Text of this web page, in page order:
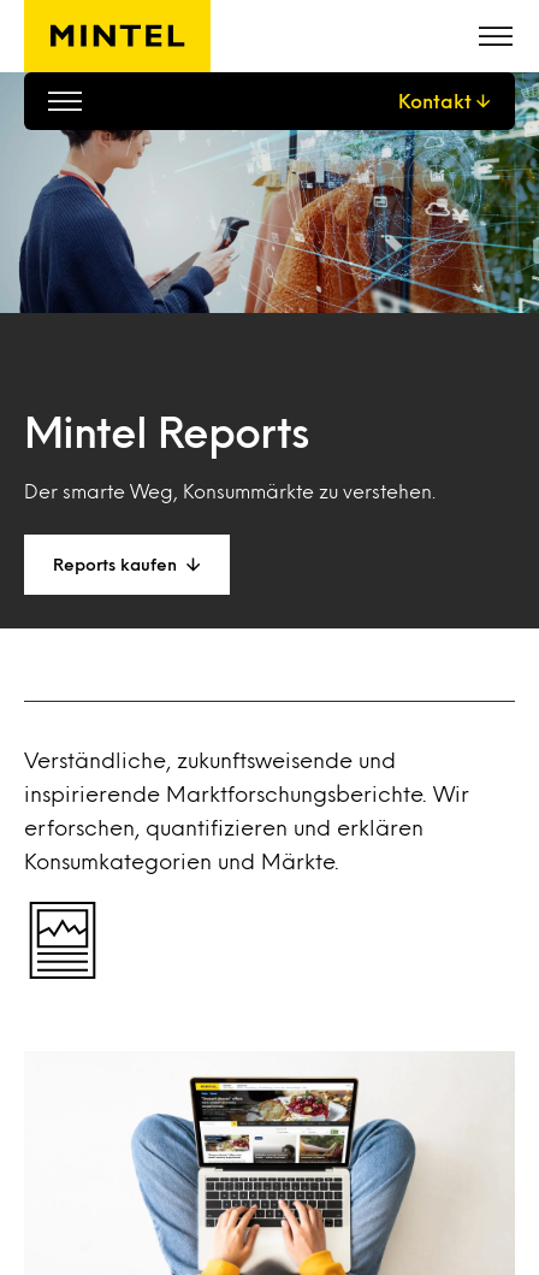
Skip to main content
Kontakt
Mintel Reports
Der smarte Weg, Konsummärkte zu verstehen.
Reports kaufen
Verständliche, zukunftsweisende und
inspirierende Marktforschungsberichte. Wir
erforschen, quantifizieren und erklären
Konsumkategorien und Märkte.